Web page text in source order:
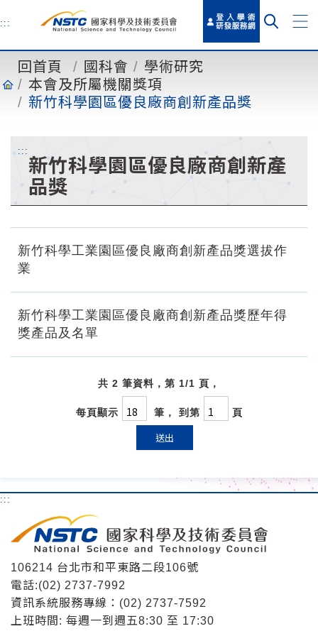
主
:::
回首頁 國科會
學術研究
本會及所屬機關獎項
新竹科學園區優良廠商創新產品獎
:::
新竹科學園區優良廠商創新產
品獎
新竹科學工業園區優良廠商創新產品獎選拔作
業
新竹科學工業園區優良廠商創新產品獎歷年得
獎產品及名單
共 2 筆資料，第 1/1 頁，
每頁顯示 筆， 到第 頁
送出
:::
106214 台北市和平東路二段106號
電話:(02) 2737-7992
資訊系統服務專線：(02) 2737-7592
上班時間: 每週一到週五8:30 至 17:30